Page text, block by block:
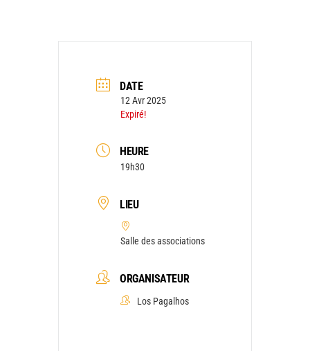
DATE
12 Avr 2025
Expiré!
HEURE
19h30
LIEU
Salle des associations
ORGANISATEUR
Los Pagalhos